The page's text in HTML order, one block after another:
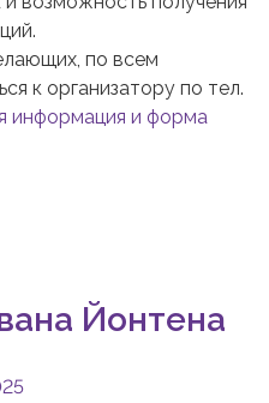
по всем
к организатору по тел.
информация и форма
Йонтена